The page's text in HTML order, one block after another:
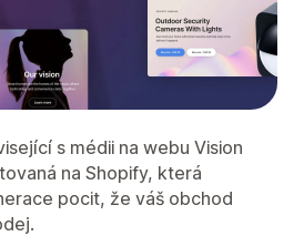
s médii na webu Vision
na Shopify, která
pocit, že váš obchod